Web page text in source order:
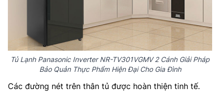
Tủ Lạnh Panasonic Inverter NR-TV301VGMV 2 Cánh Giải Pháp
Bảo Quản Thực Phẩm Hiện Đại Cho Gia Đình
Các đường nét trên thân tủ được hoàn thiện tinh tế.